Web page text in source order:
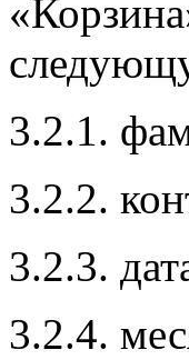
3.2.1.
3.2.2.
3.2.3.
3.2.4.